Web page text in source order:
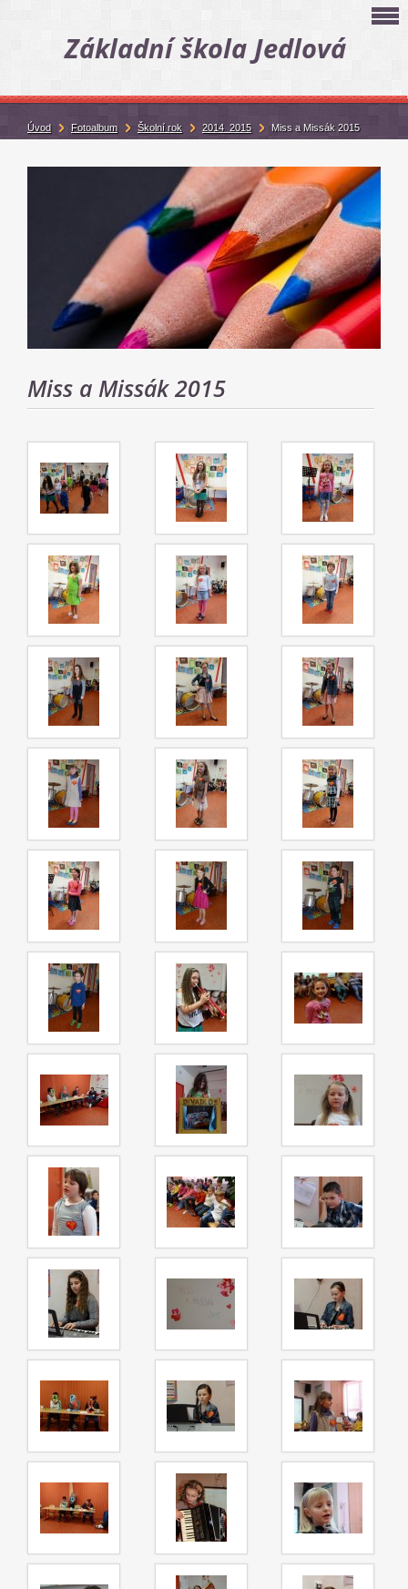
Základní škola Jedlová
Miss a Missák 2015
Úvod Fotoalbum Školní rok 2014_2015 Miss a Missák 2015